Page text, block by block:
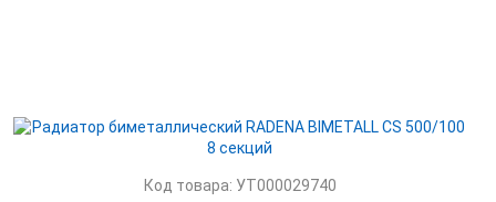
Код товара: УТ000029740